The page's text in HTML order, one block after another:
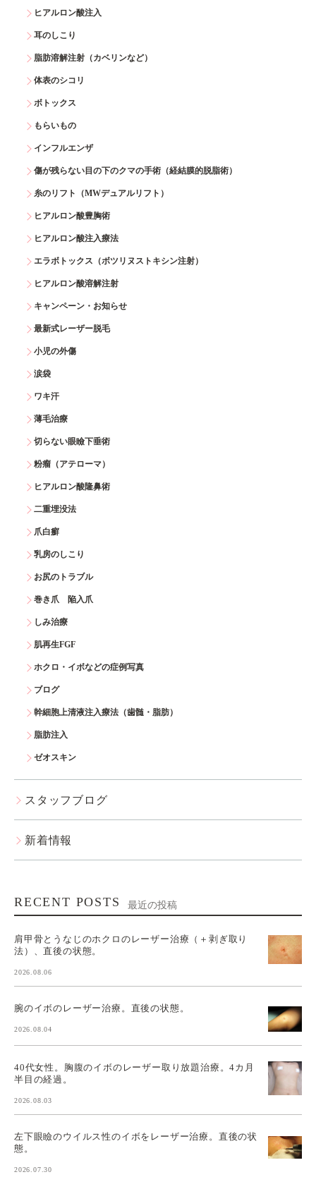
ヒアルロン酸注入
耳のしこり
脂肪溶解注射（カベリンなど）
体表のシコリ
ボトックス
もらいもの
インフルエンザ
傷が残らない目の下のクマの手術（経結膜的脱脂術）
糸のリフト（MWデュアルリフト）
ヒアルロン酸豊胸術
ヒアルロン酸注入療法
エラボトックス（ボツリヌストキシン注射）
ヒアルロン酸溶解注射
キャンペーン・お知らせ
最新式レーザー脱毛
小児の外傷
涙袋
ワキ汗
薄毛治療
切らない眼瞼下垂術
粉瘤（アテローマ）
ヒアルロン酸隆鼻術
二重埋没法
爪白癬
乳房のしこり
お尻のトラブル
巻き爪 陥入爪
しみ治療
肌再生FGF
ホクロ・イボなどの症例写真
ブログ
幹細胞上清液注入療法（歯髄・脂肪）
脂肪注入
ゼオスキン
スタッフブログ
新着情報
RECENT POSTS 最近の投稿
肩甲骨とうなじのホクロのレーザー治療（＋剥ぎ取り
法）、直後の状態。
2026.08.06
腕のイボのレーザー治療。直後の状態。
2026.08.04
40代女性。胸腹のイボのレーザー取り放題治療。4カ月
半目の経過。
2026.08.03
左下眼瞼のウイルス性のイボをレーザー治療。直後の状
態。
2026.07.30